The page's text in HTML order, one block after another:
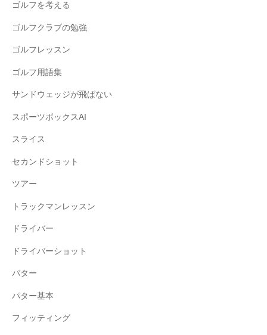
ゴルフを考える
ゴルフクラブの勉強
ゴルフレッスン
ゴルフ用語集
サンドウェッジが飛ばない
スポーツボックスAI
スライス
セカンドショット
ツアー
トラックマンレッスン
ドライバー
ドライバーショット
パター
パター基本
フィッティング